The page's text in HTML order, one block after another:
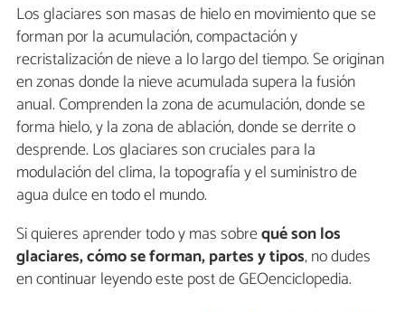
Los glaciares son masas de hielo en movimiento que se
forman por la acumulación, compactación y
recristalización de nieve a lo largo del tiempo. Se originan
en zonas donde la nieve acumulada supera la fusión
anual. Comprenden la zona de acumulación, donde se
forma hielo, y la zona de ablación, donde se derrite o
desprende. Los glaciares son cruciales para la
modulación del clima, la topografía y el suministro de
agua dulce en todo el mundo.
Si quieres aprender todo y mas sobrequé son los
glaciares, cómo se forman, partes y tipos, no dudes
en continuar leyendo este post de GEOenciclopedia.